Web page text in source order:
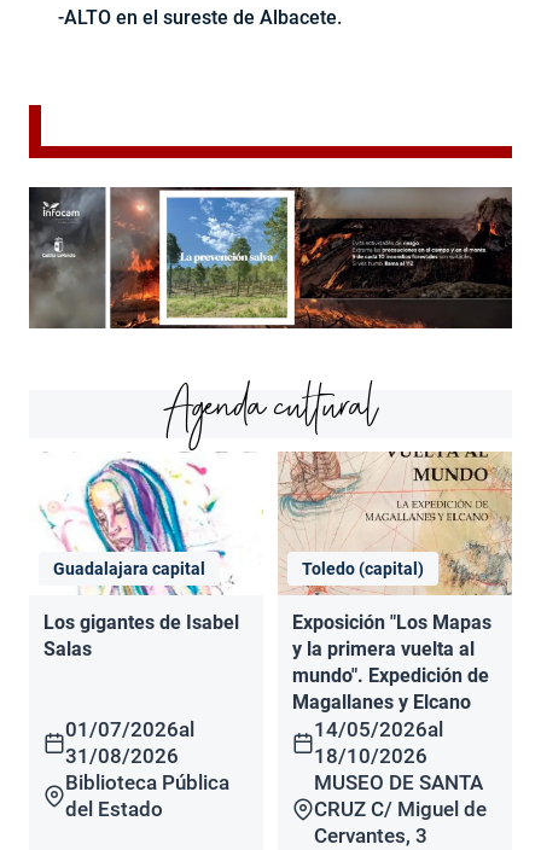
-ALTO en el sureste de Albacete.
Agenda cultural
Guadalajara capital
Los gigantes de Isabel
Salas
01/07/2026al
31/08/2026
Biblioteca Pública
del Estado
Toledo (capital)
Exposición "Los Mapas
y la primera vuelta al
mundo". Expedición de
Magallanes y Elcano
14/05/2026al
18/10/2026
MUSEO DE SANTA
CRUZ C/ Miguel de
Cervantes, 3